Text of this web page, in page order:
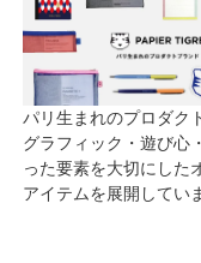
パリ生まれのプロダク
グラフィック・遊び心
った要素を大切にした
アイテムを展開してい